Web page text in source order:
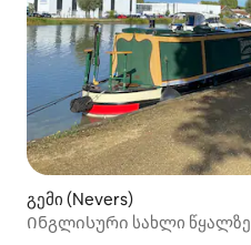
გემი (Nevers)
Ინგლისური სახლი წყალზე